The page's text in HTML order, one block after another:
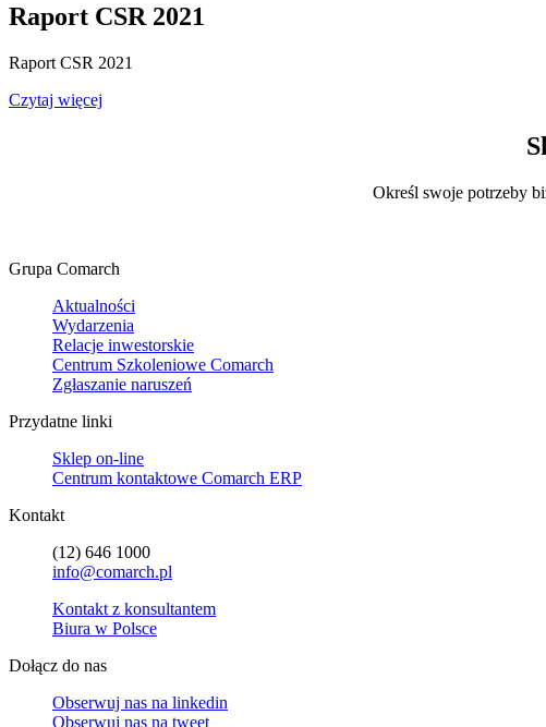
Raport CSR 2021
Raport CSR 2021
Czytaj więcej
Określ swoje potrzeby
Grupa Comarch
Aktualności
Wydarzenia
Relacje inwestorskie
Centrum Szkoleniowe Comarch
Zgłaszanie naruszeń
Przydatne linki
Sklep on-line
Centrum kontaktowe Comarch ERP
Kontakt
(12) 646 1000
info@comarch.pl
Kontakt z konsultantem
Biura w Polsce
Dołącz do nas
Obserwuj nas na linkedin
Obserwuj nas na tweet